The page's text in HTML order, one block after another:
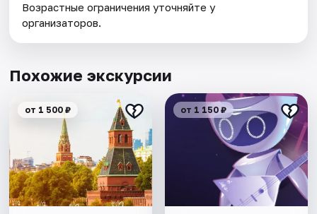
Возрастные ограничения уточняйте у
организаторов.
Похожие экскурсии
от 1 500 ₽ от 1 150 ₽